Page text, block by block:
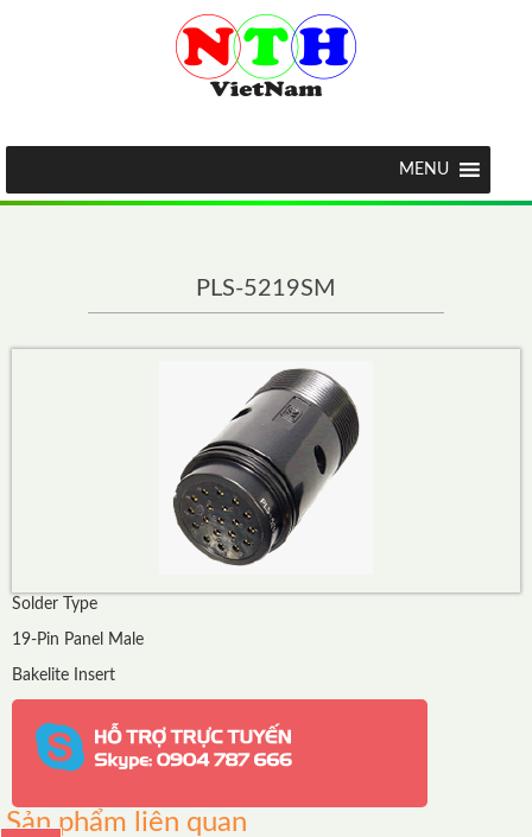
MENU
PLS-5219SM
Solder Type
19-Pin Panel Male
Bakelite Insert
Sản phẩm liên quan